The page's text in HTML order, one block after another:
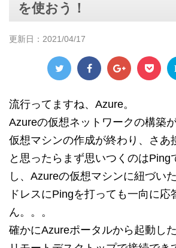
を使おう！
更新日： 2021/04/17
流行ってますね、Azure。
Azureの仮想ネットワークの構築
仮想マシンの作成が終わり、さあ
と思ったらまず思いつくのはPing
し、Azureの仮想マシンに紐づい
ドレスにPingを打っても一向に応
ん。。。
確かにAzureポータルから起動した